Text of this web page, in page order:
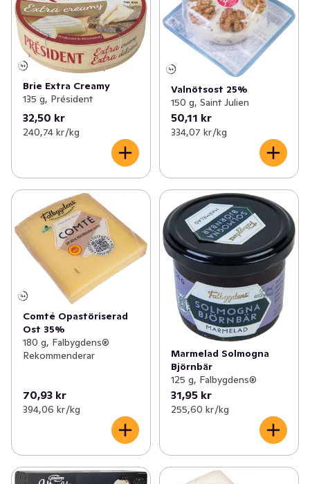
Brie Extra Creamy
135 g, Président
32,50 kr
240,74 kr /kg
Valnötsost 25%
150 g, Saint Julien
50,11 kr
334,07 kr /kg
Comté Opastöriserad
Ost 35%
180 g, Falbygdens®
Rekommenderar
70,93 kr
394,06 kr /kg
Marmelad Solmogna
Björnbär
125 g, Falbygdens®
31,95 kr
255,60 kr /kg